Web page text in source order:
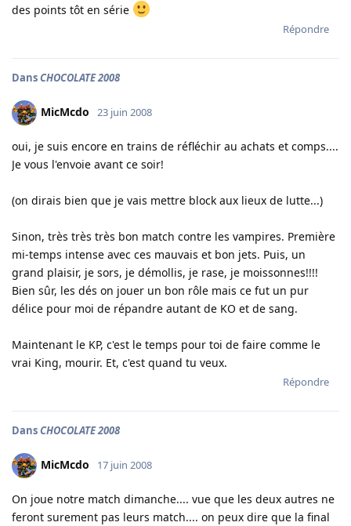
des points tôt en série
Répondre
DansCHOCOLATE 2008
MicMcdo 23 juin 2008
oui, je suis encore en trains de réfléchir au achats et comps....
Je vous l'envoie avant ce soir!
(on dirais bien que je vais mettre block aux lieux de lutte...)
Sinon, très très très bon match contre les vampires. Première
mi-temps intense avec ces mauvais et bon jets. Puis, un
grand plaisir, je sors, je démollis, je rase, je moissonnes!!!!
Bien sûr, les dés on jouer un bon rôle mais ce fut un pur
délice pour moi de répandre autant de KO et de sang.
Maintenant le KP, c'est le temps pour toi de faire comme le
vrai King, mourir. Et, c'est quand tu veux.
Répondre
DansCHOCOLATE 2008
MicMcdo 17 juin 2008
On joue notre match dimanche.... vue que les deux autres ne
feront surement pas leurs match.... on peux dire que la final